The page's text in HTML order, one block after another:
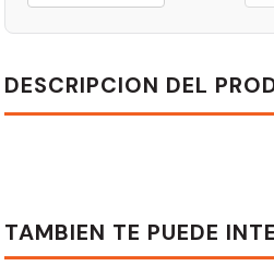
DESCRIPCION DEL
TAMBIEN TE PUEDE